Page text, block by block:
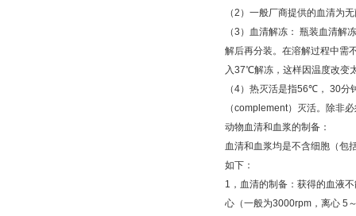
（2 ）一般厂商提供的血清为
（3 ）血清解冻： 瓶装血清解
解后再分装。在溶解过程中需
入37℃解冻，这样因温度改变
（4）热灭活是指56℃ ， 30分
（complement）灭活。除非
动物血清和血浆的制备：
血清和血浆均是不含细胞（包
如下：
1 ，血清的制备：获得的血液
心（一般为3000rpm ，离心 5